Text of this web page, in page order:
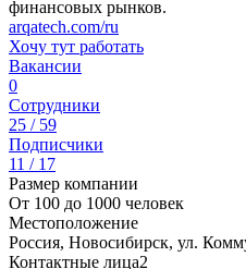
финансовых рынков.
arqatech.com/ru
Хочу тут работать
Вакансии
0
Сотрудники
25 / 59
Подписчики
11 / 17
Размер компании
От 100 до 1000 человек
Местоположение
Россия, Новосибирск, ул.
Контактные лица2